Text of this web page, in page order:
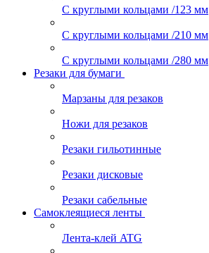
С круглыми кольцами /123 мм
С круглыми кольцами /210 мм
С круглыми кольцами /280 мм
Резаки для бумаги
Марзаны для резаков
Ножи для резаков
Резаки гильотинные
Резаки дисковые
Резаки сабельные
Самоклеящиеся ленты
Лента-клей ATG